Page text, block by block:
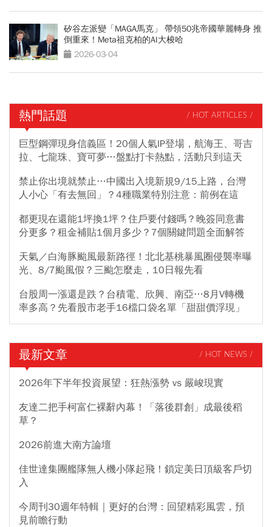
矽谷左派變「MAGA馬克」 帶領50兆帝國華麗轉身 推
倒重來！Meta祖克柏的AI大梭哈
2026-03-04
熱門話題 / HOT ARTICLES /
巨型鋼彈現身信義區！20個人氣IP登場，航海王、哥吉
拉、七龍珠、寶可夢…盤點打卡熱點，活動只到這天
禁止你出境就禁止…中國出入境新規9/15上路，台灣
人小心「有去無回」？4種職業特別注意：前例在這
都更現在還能1坪換1坪？住戶要付錢嗎？晚簽同意書
分更多？租金補貼1個月多少？7個關鍵問題全面解答
天氣／白海豚颱風最新路徑！北北基桃暴風圈侵襲率曝
光、8/7颱風假？三颱怎麼走，10日報先看
台股周一漲還是跌？台積電、欣興、南亞…8月V轉機
率多高？先看股市老手16檔口袋名單「甜甜價浮現」
最新文章 / HOT NEWS /
2026年下半年投資展望：狂熱漲勢 vs 嚴峻現實
友達二把手柯富仁裸辭內幕！「落後群創」成最後稻
草？
2026前進大南方論壇
佳世達集團艦隊無人機小隊起飛！鎖定美日頂級客戶切
入
今周刊30週年特輯｜更好的台灣：回望精彩風雲，預
見前瞻行動